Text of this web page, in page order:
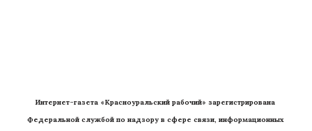
Интернет-газета «Красноуральский рабочий» зарегистрирована
Федеральной службой по надзору в сфере связи, информационных